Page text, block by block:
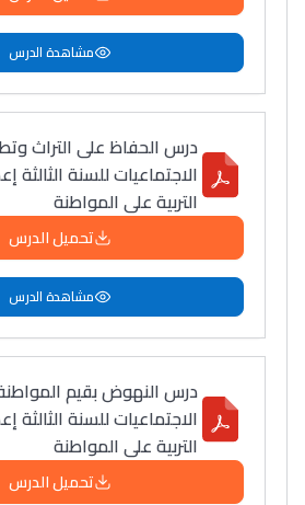
مشاهدة الدرس
درس الحفاظ على التراث
الاجتماعيات للسنة
التربية على المواطنة
تحميل الدرس
مشاهدة الدرس
درس النهوض بقيم
الاجتماعيات للسنة
التربية على المواطنة
تحميل الدرس